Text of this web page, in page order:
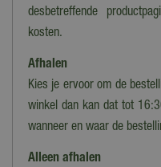
2400 Watt
Standen
desbetreffende
kosten.
Afhalen
Kies je ervoor om de
winkel dan kan dat tot
wanneer en waar de
Alleen afhalen